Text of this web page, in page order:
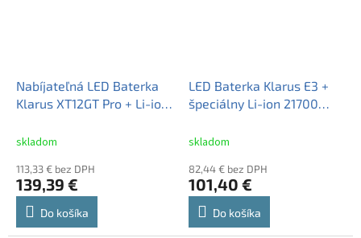
Nabíjateľná LED Baterka
Klarus XT12GT Pro + Li-ion
15A 3,6V
skladom
113,33 € bez DPH
139,39 €
Do košíka
LED Baterka Klarus E3 +
špeciálny Li-ion 21700
nabijateľné
skladom
82,44 € bez DPH
101,40 €
Do košíka